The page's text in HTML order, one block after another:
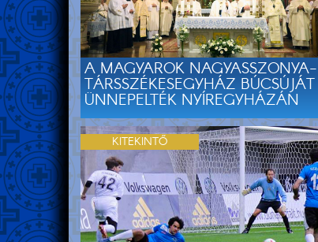
A MAGYAROK NAGYASSZONYA-
TÁRSSZÉKESEGYHÁZ BÚCSÚJÁT
ÜNNEPELTÉK NYÍREGYHÁZÁN
KITEKINTŐ